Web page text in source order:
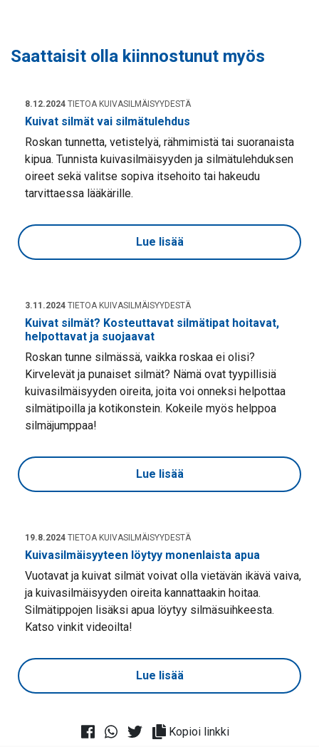
Saattaisit olla kiinnostunut myös
8.12.2024 TIETOA KUIVASILMÄISYYDESTÄ
Kuivat silmät vai silmätulehdus
Roskan tunnetta, vetistelyä, rähmimistä tai suoranaista
kipua. Tunnista kuivasilmäisyyden ja silmätulehduksen
oireet sekä valitse sopiva itsehoito tai hakeudu
tarvittaessa lääkärille.
Lue lisää
3.11.2024 TIETOA KUIVASILMÄISYYDESTÄ
Kuivat silmät? Kosteuttavat silmätipat hoitavat,
helpottavat ja suojaavat
Roskan tunne silmässä, vaikka roskaa ei olisi?
Kirvelevät ja punaiset silmät? Nämä ovat tyypillisiä
kuivasilmäisyyden oireita, joita voi onneksi helpottaa
silmätipoilla ja kotikonstein. Kokeile myös helppoa
silmäjumppaa!
Lue lisää
19.8.2024 TIETOA KUIVASILMÄISYYDESTÄ
Kuivasilmäisyyteen löytyy monenlaista apua
Vuotavat ja kuivat silmät voivat olla vietävän ikävä vaiva,
ja kuivasilmäisyyden oireita kannattaakin hoitaa.
Silmätippojen lisäksi apua löytyy silmäsuihkeesta.
Katso vinkit videoilta!
Lue lisää
Kopioi linkki